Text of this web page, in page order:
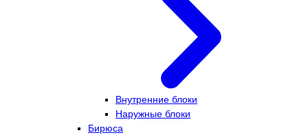
Внутренние блоки
Наружные блоки
Бирюса